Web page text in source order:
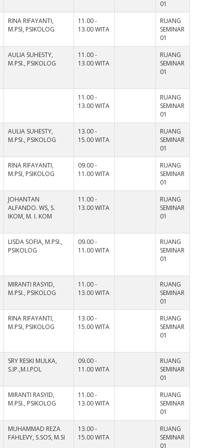
01
RINA RIFAYANTI,
M.PSI, PSIKOLOG
11.00 -
13.00 WITA
RUANG
SEMINAR
01
AULIA SUHESTY,
M.PSI., PSIKOLOG
11.00 -
13.00 WITA
RUANG
SEMINAR
01
11.00 -
13.00 WITA
RUANG
SEMINAR
01
AULIA SUHESTY,
M.PSI., PSIKOLOG
13.00 -
15.00 WITA
RUANG
SEMINAR
01
RINA RIFAYANTI,
M.PSI, PSIKOLOG
09.00 -
11.00 WITA
RUANG
SEMINAR
01
JOHANTAN
ALFANDO. WS, S.
IKOM, M. I. KOM
11.00 -
13.00 WITA
RUANG
SEMINAR
01
LISDA SOFIA, M.PSI.,
PSIKOLOG
09.00 -
11.00 WITA
RUANG
SEMINAR
01
MIRANTI RASYID,
M.PSI., PSIKOLOG
11.00 -
13.00 WITA
RUANG
SEMINAR
01
RINA RIFAYANTI,
M.PSI, PSIKOLOG
13.00 -
15.00 WITA
RUANG
SEMINAR
01
SRY RESKI MULKA,
S.IP.,M.I.POL
09.00 -
11.00 WITA
RUANG
SEMINAR
01
MIRANTI RASYID,
M.PSI., PSIKOLOG
11.00 -
13.00 WITA
RUANG
SEMINAR
01
MUHAMMAD REZA
FAHLEVY, S.SOS, M.SI
13.00 -
15.00 WITA
RUANG
SEMINAR
01